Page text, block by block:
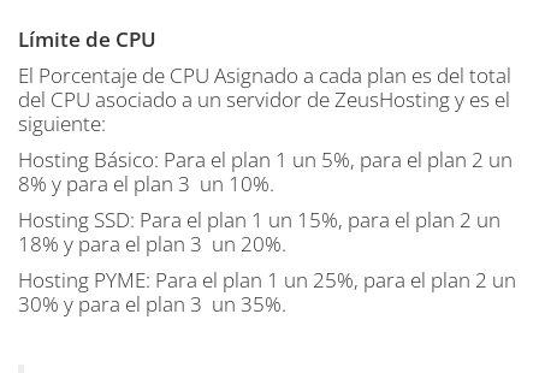
Límite de CPU
El Porcentaje de CPU Asignado a cada plan es del total
del CPU asociado a un servidor de ZeusHosting y es el
siguiente:
Hosting Básico: Para el plan 1 un 5%, para el plan 2 un
8% y para el plan 3 un 10%.
Hosting SSD: Para el plan 1 un 15%, para el plan 2 un
18% y para el plan 3 un 20%.
Hosting PYME: Para el plan 1 un 25%, para el plan 2 un
30% y para el plan 3 un 35%.